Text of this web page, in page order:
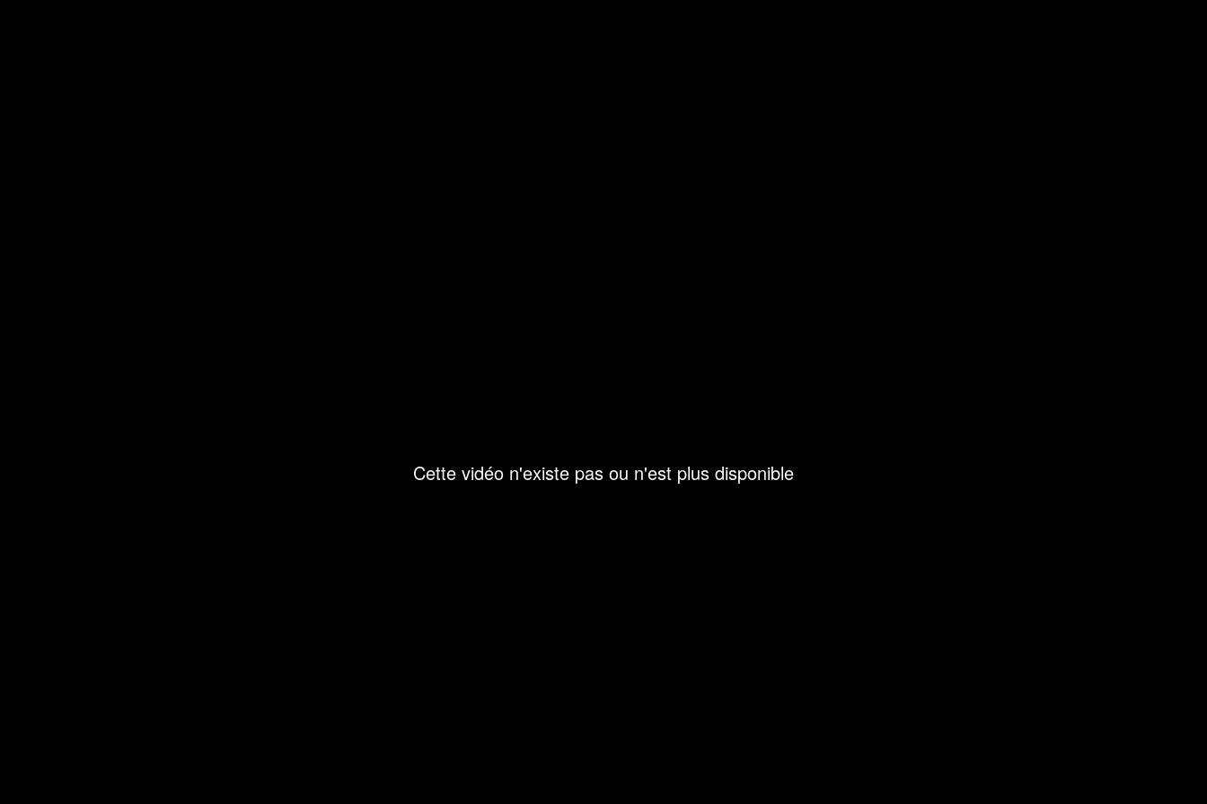
Cette vidéo n'existe pas ou n'est plus disponible